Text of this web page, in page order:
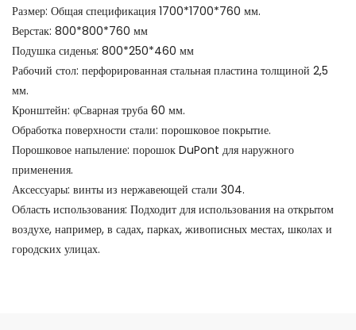
Размер: Общая спецификация 1700*1700*760 мм.
Верстак: 800*800*760 мм
Подушка сиденья: 800*250*460 мм
Рабочий стол: перфорированная стальная пластина толщиной 2,5
мм.
Кронштейн: φСварная труба 60 мм.
Обработка поверхности стали: порошковое покрытие.
Порошковое напыление: порошок DuPont для наружного
применения.
Аксессуары: винты из нержавеющей стали 304.
Область использования: Подходит для использования на открытом
воздухе, например, в садах, парках, живописных местах, школах и
городских улицах.